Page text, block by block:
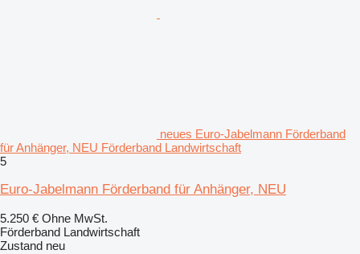
neues Euro-Jabelmann Förderband
für Anhänger, NEU Förderband Landwirtschaft
5
Euro-Jabelmann Förderband für Anhänger, NEU
5.250 € Ohne MwSt.
Förderband Landwirtschaft
Zustand neu